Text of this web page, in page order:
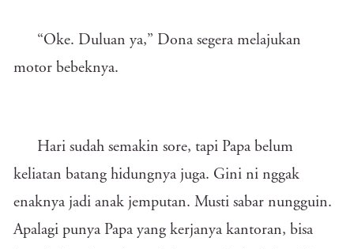
“Oke. Duluan ya,” Dona segera melajukan
motor bebeknya.
Hari sudah semakin sore, tapi Papa belum
keliatan batang hidungnya juga. Gini ni nggak
enaknya jadi anak jemputan. Musti sabar nungguin.
Apalagi punya Papa yang kerjanya kantoran, bisa